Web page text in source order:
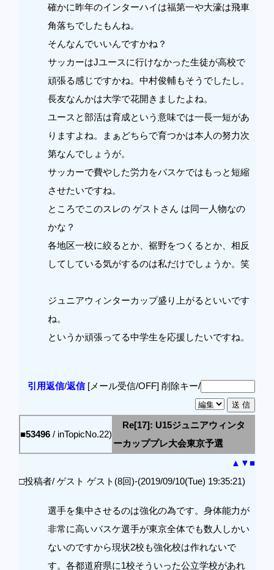
確かに昨年のインターハイは福第一や大濠は飛車
角落ちでしたもんね。
そんなんでいいんですかね？
サッカーはJユースに行けなかった生徒が高校で
頑張る感じですかね。中村俊輔もそうでしたし。
長友なんかは大学で花開きましたよね。
ユースと部活は育成という意味では一長一短があ
りますよね。まぁどちらで育つかは本人の努力次
第なんでしょうが。
サッカーで費やした労力をバスケではもっと短縮
させたいですね。
ところでこのスレの ゲストさん は同一人物なの
かな？
各地区一校に絞るとか、裾野をつくるとか、相反
してしている気がするのは私だけでしょうか。笑
ジュニアウィンターカップ盛り上がるといいです
ね。
というか頑張ってる中学生を応援したいですね。
引用返信/返信[メール受信/OFF] 削除キー/
■53496 / inTopicNo.22)
Re[17]: U15ジュニアウィンタ
ーカッププレ大会東京予選
▲ ▼■
□投稿者/ ゲスト ゲスト(8回)-(2019/09/10(Tue) 19:35:21)
選手を集中させるのは強化の為です。身体能力が
非常に高いバスケ選手が東京全体でも数人しかい
ないのですから現状2校も強化校は作れないで
す。各都道府県に1校そういった公立学校があれ